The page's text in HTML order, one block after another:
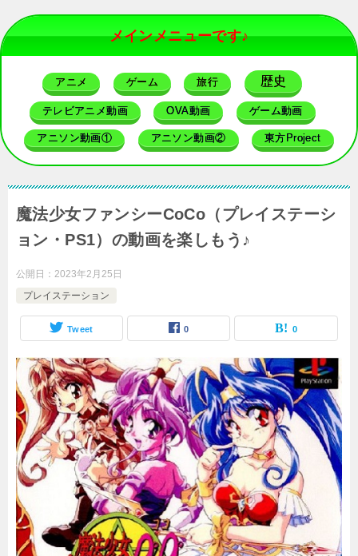
メインメニューです♪
アニメ ゲーム 旅行 歴史
テレビアニメ動画 OVA動画 ゲーム動画
アニソン動画① アニソン動画② 東方Project
魔法少女ファンシーCoCo（プレイステーシ
ョン・PS1）の動画を楽しもう♪
公開日： 2023年2月25日
プレイステーション
Tweet 0 0